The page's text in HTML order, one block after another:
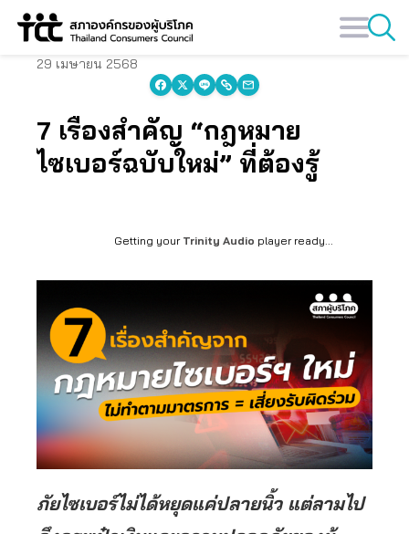
Skip
29 เมษายน 2568
7 เรื่องสำคัญ “กฎหมาย
ไซเบอร์ฉบับใหม่” ที่ต้องรู้
Getting your Trinity Audio player ready...
ภัยไซเบอร์ไม่ได้หยุดแค่ปลายนิ้ว แต่ลามไป